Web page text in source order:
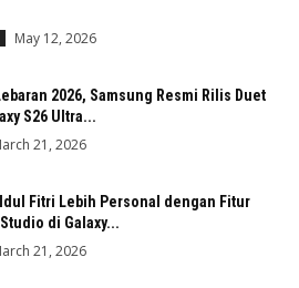
May 12, 2026
2026, Samsung Resmi Rilis Duet
S26 Ultra...
21, 2026
Idul Fitri Lebih Personal dengan Fitur
di Galaxy...
21, 2026